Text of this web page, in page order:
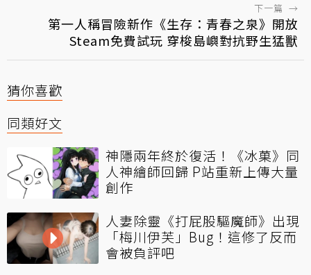
下一篇 →
第一人稱冒險新作《生存：青春之泉》開放
Steam免費試玩 穿梭島嶼對抗野生猛獸
猜你喜歡
同類好文
神隱兩年終於復活！《冰菓》同
人神繪師回歸 P站重新上傳大量
創作
人妻除靈《打屁股驅魔師》出現
「梅川伊芙」Bug！這修了反而
會被負評吧